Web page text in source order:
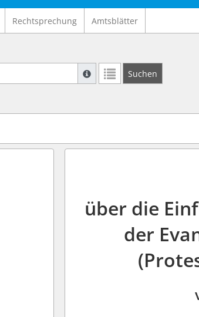
Rechtsprechung Amtsblätter
Suche mit Platzhalter "*",
Suchen
über die
der